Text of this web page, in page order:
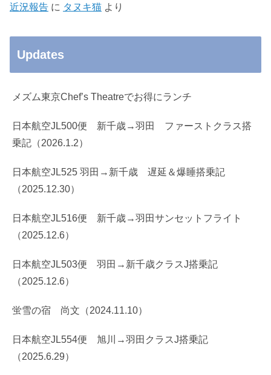
近況報告 に タヌキ猫 より
Updates
メズム東京Chef’s Theatreでお得にランチ
日本航空JL500便 新千歳→羽田 ファーストクラス搭
乗記（2026.1.2）
日本航空JL525 羽田→新千歳 遅延＆爆睡搭乗記
（2025.12.30）
日本航空JL516便 新千歳→羽田サンセットフライト
（2025.12.6）
日本航空JL503便 羽田→新千歳クラスJ搭乗記
（2025.12.6）
蛍雪の宿 尚文（2024.11.10）
日本航空JL554便 旭川→羽田クラスJ搭乗記
（2025.6.29）